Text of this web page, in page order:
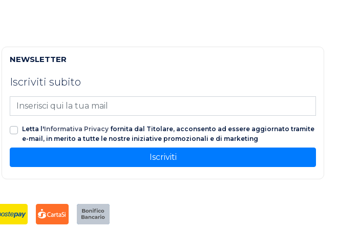
NEWSLETTER
Iscriviti subito
Letta l'Informativa Privacy fornita dal Titolare, acconsento ad essere aggiornato tramite
e-mail, in merito a tutte le nostre iniziative promozionali e di marketing
Iscriviti